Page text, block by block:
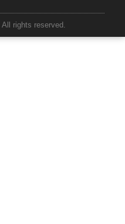
rights reserved.